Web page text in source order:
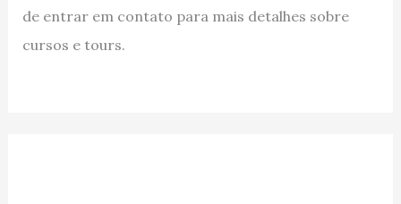
de entrar em contato para mais detalhes sobre
cursos e tours.